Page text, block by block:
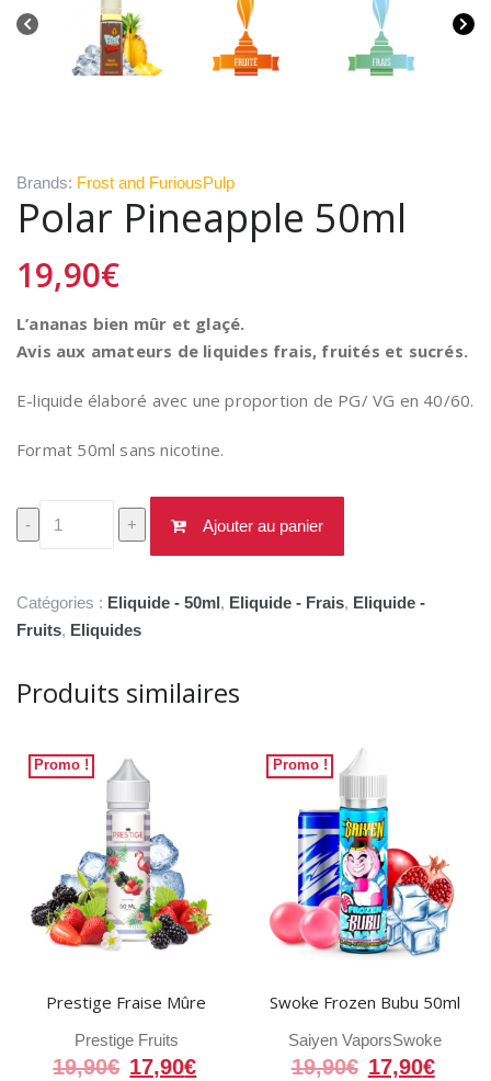
Brands: Frost and FuriousPulp
Polar Pineapple 50ml
19,90€
L’ananas bien mûr et glaçé.
Avis aux amateurs de liquides frais, fruités et sucrés.
E-liquide élaboré avec une proportion de PG/ VG en 40/60.
Format 50ml sans nicotine.
-
quantité
de
Pineapple
50ml
+ Ajouter au panier
Catégories : Eliquide - 50ml, Eliquide - Frais, Eliquide -
Fruits, Eliquides
Produits similaires
Promo !
Prestige Fraise Mûre
Prestige Fruits
19,90€ Le
17,90€
Promo !
Swoke Frozen Bubu 50ml
Saiyen VaporsSwoke
19,90€ Le
17,90€